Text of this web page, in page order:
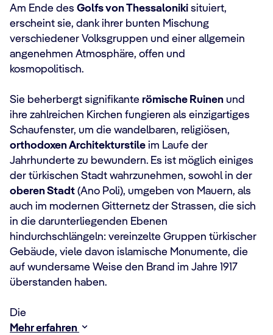
Am Ende des Golfs von Thessaloniki situiert,
erscheint sie, dank ihrer bunten Mischung
verschiedener Volksgruppen und einer allgemein
angenehmen Atmosphäre, offen und
kosmopolitisch.
Sie beherbergt signifikante römische Ruinen und
ihre zahlreichen Kirchen fungieren als einzigartiges
Schaufenster, um die wandelbaren, religiösen,
orthodoxen Architekturstile im Laufe der
Jahrhunderte zu bewundern. Es ist möglich einiges
der türkischen Stadt wahrzunehmen, sowohl in der
oberen Stadt (Ano Poli), umgeben von Mauern, als
auch im modernen Gitternetz der Strassen, die sich
in die darunterliegenden Ebenen
hindurchschlängeln: vereinzelte Gruppen türkischer
Gebäude, viele davon islamische Monumente, die
auf wundersame Weise den Brand im Jahre 1917
überstanden haben.
Die
Mehr erfahren